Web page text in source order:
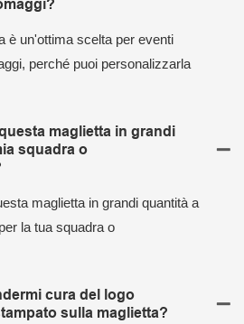
è un'ottima scelta per eventi
perché puoi personalizzarla
maglietta in grandi
squadra o
maglietta in grandi quantità a
la tua squadra o
cura del logo
sulla maglietta?